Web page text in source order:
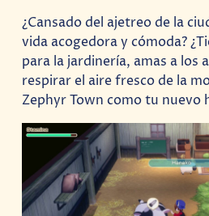
¿Cansado del ajetreo de la
vida acogedora y cómoda?
para la jardinería, amas a los
respirar el aire fresco de la
Zephyr Town como tu nuevo